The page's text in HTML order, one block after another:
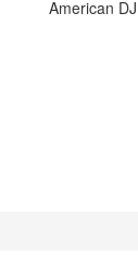
American DJ